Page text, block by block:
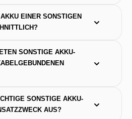
EINER SONSTIGEN
SONSTIGE AKKU-
SONSTIGE AKKU-
AUS?